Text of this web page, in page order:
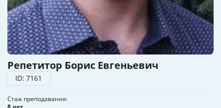
Репетитор Борис Евгеньевич
ID: 7161
Стаж преподавания